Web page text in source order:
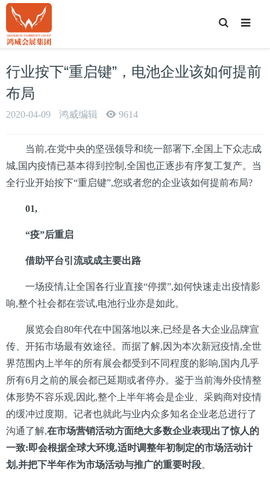
T
o
g
e
S
e
行业按下“重启键”，电池企业该如何提前
布局
2020-04-09 鸿威编辑 9614
当前,在党中央的坚强领导和统一部署下,全国上下众志成
城,国内疫情已基本得到控制,全国也正逐步有序复工复产。当
全行业开始按下“重启键”,您或者您的企业该如何提前布局?
01,
“疫”后重启
借助平台引流或成主要出路
一场疫情,让全国各行业直接“停摆”,如何快速走出疫情影
响,整个社会都在尝试,电池行业亦是如此。
展览会自80年代在中国落地以来,已经是各大企业品牌宣
传、开拓市场最有效途径。而据了解,因为本次新冠疫情,全世
界范围内上半年的所有展会都受到不同程度的影响,国内几乎
所有6月之前的展会都已延期或者停办。鉴于当前海外疫情整
体形势不容乐观,因此,整个上半年将会是企业、采购商对疫情
的缓冲过度期。记者也就此与业内众多知名企业老总进行了
沟通了解,在市场营销活动方面绝大多数企业表现出了惊人的
一致:即会根据全球大环境,适时调整年初制定的市场活动计
划,并把下半年作为市场活动与推广的重要时段。